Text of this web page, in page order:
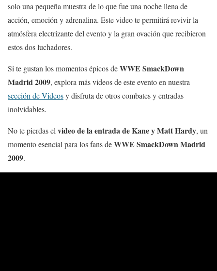
solo una pequeña muestra de lo que fue una noche llena de
acción, emoción y adrenalina. Este video te permitirá revivir la
atmósfera electrizante del evento y la gran ovación que recibieron
estos dos luchadores.
Si te gustan los momentos épicos deWWE SmackDown
Madrid 2009, explora más videos de este evento en nuestra
sección de Videosy disfruta de otros combates y entradas
inolvidables.
No te pierdas el video de la entrada de Kane y Matt Hardy, un
momento esencial para los fans deWWE SmackDown Madrid
2009.